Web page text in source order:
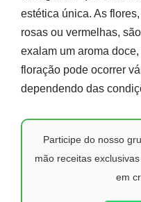
estética única. As
rosas ou vermelhas,
exalam um aroma
floração pode ocorrer
dependendo das
Participe do nosso
mão receitas
em